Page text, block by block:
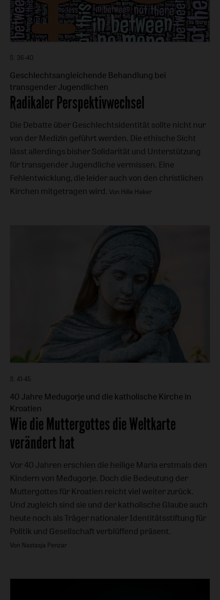
S. 36-40
Geschlechtsangleichende Behandlung bei
transgender Jugendlichen
:
Radikaler Perspektivwechsel
Die Debatte über Geschlechtsidentität sollte nicht nur
von der Medizin geführt werden. Die ethische Sicht
lässt allerdings bisher Solidarität und Unterstützung
für transgender Jugendliche vermissen. Eine
Fehlentwicklung, die leider auch von den christlichen
Kirchen mitgetragen wird. Von Hille Haker
S. 41-45
40 Jahre Medugorje und die katholische Kirche in
Kroatien
:
Wie die Muttergottes die Weltkarte
verändert hat
Vor 40 Jahren erschien die heilige Maria erstmals den
Kindern von Međugorje. Doch die Bedeutung der
Muttergottes für Kroatien reicht viel weiter zurück.
Und zugleich sind sie und der katholische Glaube auch
heute noch als Träger nationaler Identitätsstiftung für
Politik und Gesellschaft verblüffend präsent.
Von Nastasja Penzar